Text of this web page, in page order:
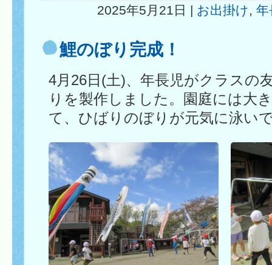
2025年5月21日 | お出掛け, 年
鯉のぼり完成！
4月26日(土)、年長児がクラスの
りを製作しました。園庭には大
て、ひばりのぼりが元気に泳い